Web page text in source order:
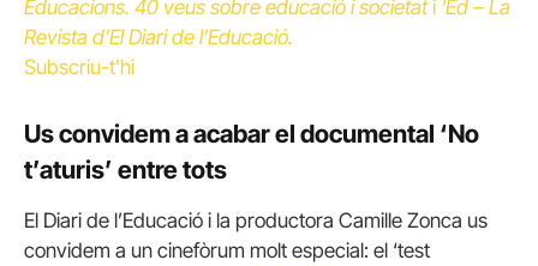
Educacions. 40 veus sobre educació i societati ‘Ed – La
Revista d’El Diari de l’Educació.
Subscriu-t’hi
Us convidem a acabar el documental ‘No
t’aturis’ entre tots
El Diari de l’Educació i la productora Camille Zonca us
convidem a un cinefòrum molt especial: el ‘test